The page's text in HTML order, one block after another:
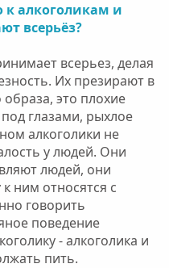
к алкоголикам и
всерьёз?
всерьез, делая
Их презирают в
это плохие
глазами, рыхлое
алкоголики не
у людей. Они
людей, они
ним относятся с
говорить
поведение
- алкоголика и
пить.